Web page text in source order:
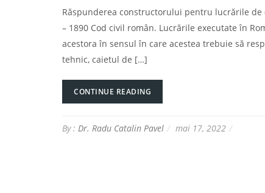
Răspunderea constructorului pentru lucrările
– 1890 Cod civil român. Lucrările executate în
acestora în sensul în care acestea trebuie să
tehnic, caietul de […]
CONTINUE READING
By : Dr. Radu Catalin Pavel mai 17, 2022